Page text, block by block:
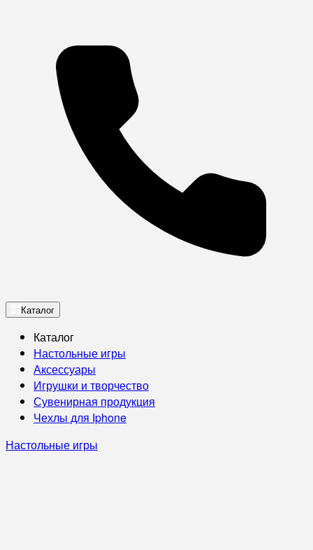
Каталог
Каталог
Настольные игры
Аксессуары
Игрушки и творчество
Сувенирная продукция
Чехлы для Iphone
Настольные игры